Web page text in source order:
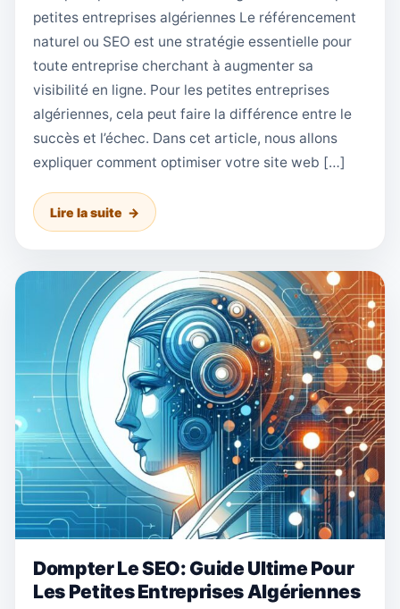
petites entreprises algériennes Le référencement
naturel ou SEO est une stratégie essentielle pour
toute entreprise cherchant à augmenter sa
visibilité en ligne. Pour les petites entreprises
algériennes, cela peut faire la différence entre le
succès et l’échec. Dans cet article, nous allons
expliquer comment optimiser votre site web […]
Lire la suite
Dompter Le SEO: Guide Ultime Pour
Les Petites Entreprises Algériennes